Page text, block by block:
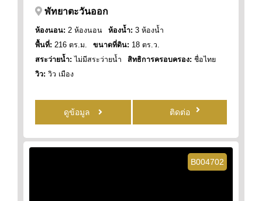
พัทยาตะวันออก
ห้องนอน: 2 ห้องนอน ห้องน้ำ: 3 ห้องน้ำ
พื้นที่: 216 ตร.ม. ขนาดที่ดิน: 18 ตร.ว.
สระว่ายน้ำ: ไม่มีสระว่ายน้ำ สิทธิการครอบครอง: ชื่อไทย
วิว: วิว เมือง
ดูข้อมูล ติดต่อ
B004702